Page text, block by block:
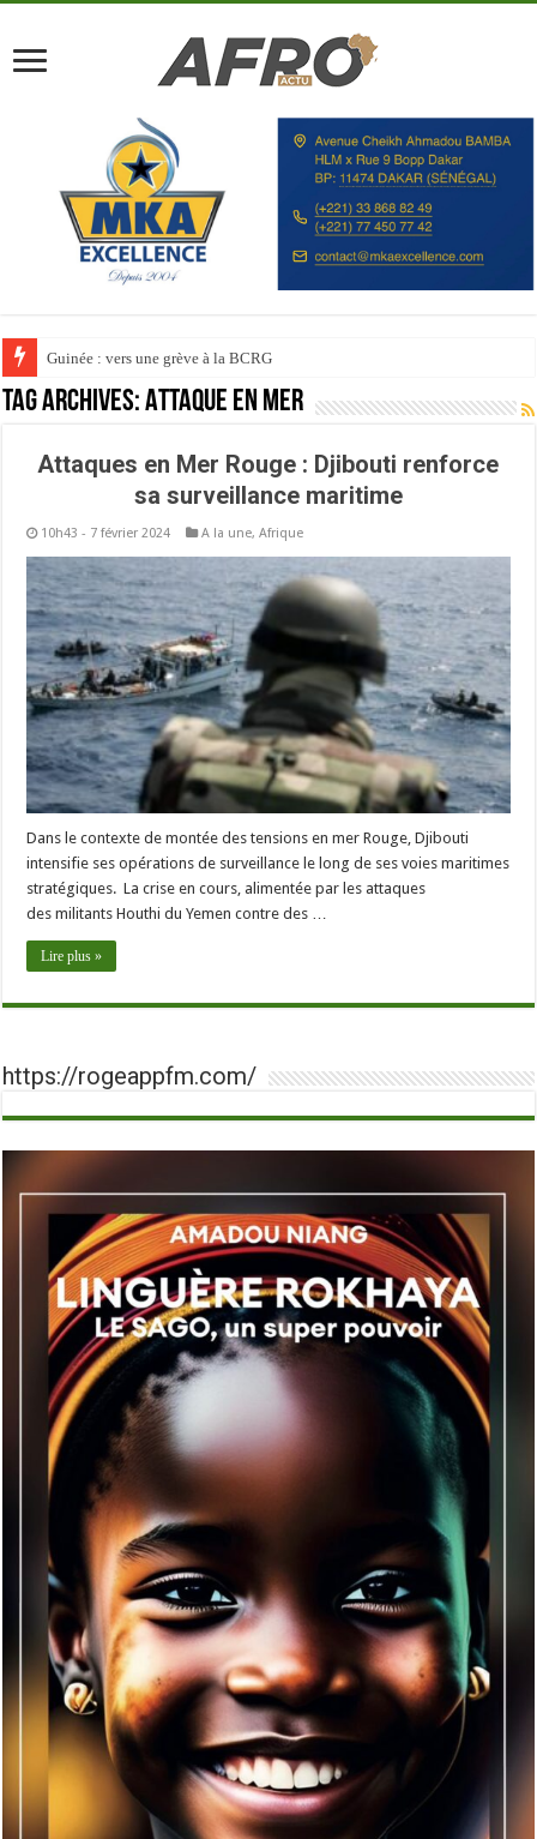
Guinée : vers une grève à la BCRG
Tag Archives:Attaque en mer
Attaques en Mer Rouge : Djibouti renforce
sa surveillance maritime
10h43 - 7 février 2024 A la une,Afrique
Dans le contexte de montée des tensions en mer Rouge, Djibouti
intensifie ses opérations de surveillance le long de ses voies maritimes
stratégiques. La crise en cours, alimentée par les attaques
des militants Houthi du Yemen contre des …
Lire plus »
https://rogeappfm.com/